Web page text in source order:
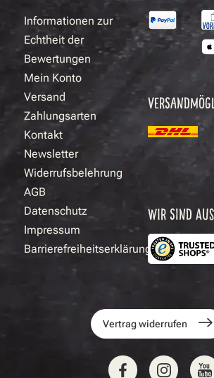
Informationen zur
Echtheit der
Bewertungen
Mein Konto
Versand
Zahlungsarten
Kontakt
Newsletter
Widerrufsbelehrung
AGB
Datenschutz
Impressum
Barrierefreiheitserklärung
WIR SIND
Vertrag widerrufen